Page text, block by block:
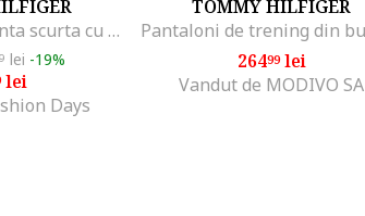
Tricou polo cu fenta scurta cu fermoar, Albastru pastel
lei -19%
lei
Days
TOMMY HILFIGER
26499lei
Vandut de MODIVO SA